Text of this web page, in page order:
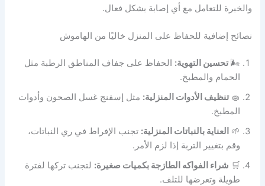
والخبرة للتعامل مع أي إصابة بشكل فعال.
نصائح إضافية للحفاظ على المنزل خاليًا من الهاموش
🌬️تحسين التهوية: الحفاظ على جفاف المناطق الرطبة مثل
الحمام والمطبخ.
🧽تنظيف الأدوات المنزلية: مثل إسفنج غسل الصحون وأدوات
المطبخ.
🌱 العناية بالنباتات المنزلية: تجنب الإفراط في ري النباتات،
وقم بتغيير التربة إذا لزم الأمر.
🛒 شراء الفواكه الطازجة بكميات صغيرة: لتجنب تركها لفترة
طويلة وتعرضها للتلف.